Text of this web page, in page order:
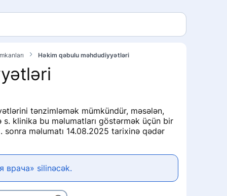
Həkim qəbulu məhdudiyyətləri
tənzimləmək mümkündür, məsələn,
s. klinika bu məlumatları göstərmək üçün bir
məlumatı 14.08.2025 tarixinə qədər
врача» silinəcək.